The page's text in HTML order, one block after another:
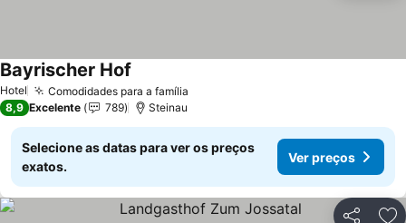
Hotel Comodidades para a família
Bayrischer Hof
8,9 Excelente 789 Steinau
Selecione as datas para ver os preços
exatos.
Ver preços